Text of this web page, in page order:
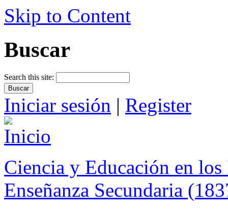
Skip to Content
Buscar
Search this site:
Iniciar sesión | Register
Ciencia y Educación en
Enseñanza Secundaria